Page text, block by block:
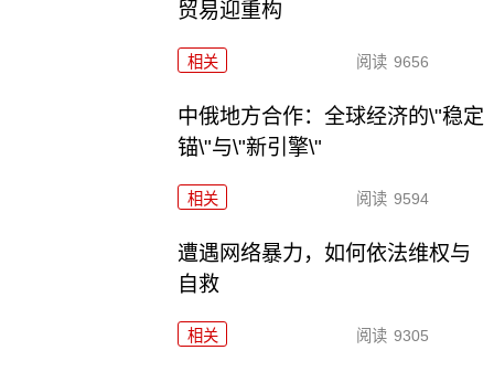
贸易迎重构
相关 阅读 9656
中俄地方合作：全球经济的\"稳定
锚\"与\"新引擎\"
相关 阅读 9594
遭遇网络暴力，如何依法维权与
自救
相关 阅读 9305